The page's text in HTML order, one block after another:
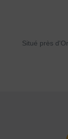
Situé près